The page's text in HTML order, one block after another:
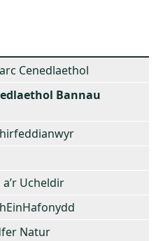
Cenedlaethol
Bannau
Ucheldir
Natur